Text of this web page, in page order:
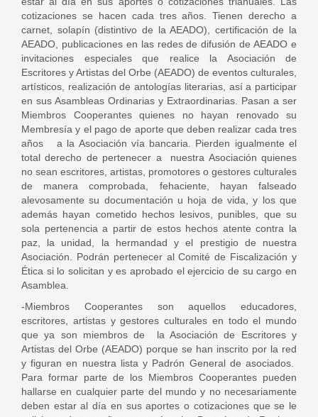
cotizaciones se hacen cada tres años. Tienen derecho a
carnet, solapín (distintivo de la AEADO), certificación de la
AEADO, publicaciones en las redes de difusión de AEADO e
invitaciones especiales que realice la Asociación de
Escritores y Artistas del Orbe (AEADO) de eventos culturales,
artísticos, realización de antologías literarias, así a participar
en sus Asambleas Ordinarias y Extraordinarias. Pasan a ser
Miembros Cooperantes quienes no hayan renovado su
Membresía y el pago de aporte que deben realizar cada tres
años a la Asociación vía bancaria. Pierden igualmente el
total derecho de pertenecer a nuestra Asociación quienes
no sean escritores, artistas, promotores o gestores culturales
de manera comprobada, fehaciente, hayan falseado
alevosamente su documentación u hoja de vida, y los que
además hayan cometido hechos lesivos, punibles, que su
sola pertenencia a partir de estos hechos atente contra la
paz, la unidad, la hermandad y el prestigio de nuestra
Asociación. Podrán pertenecer al Comité de Fiscalización y
Ética si lo solicitan y es aprobado el ejercicio de su cargo en
Asamblea.
-Miembros Cooperantes son aquellos educadores,
escritores, artistas y gestores culturales en todo el mundo
que ya son miembros de la Asociación de Escritores y
Artistas del Orbe (AEADO) porque se han inscrito por la red
y figuran en nuestra lista y Padrón General de asociados.
Para formar parte de los Miembros Cooperantes pueden
hallarse en cualquier parte del mundo y no necesariamente
deben estar al día en sus aportes o cotizaciones que se le